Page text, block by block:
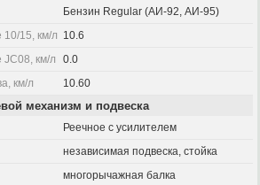
Бензин Regular (АИ-92, АИ-95)
10/15, км/л 10.6
JC08, км/л
0.0
км/л
10.60
механизм и подвеска
Реечное с усилителем
независимая подвеска, стойка
многорычажная балка